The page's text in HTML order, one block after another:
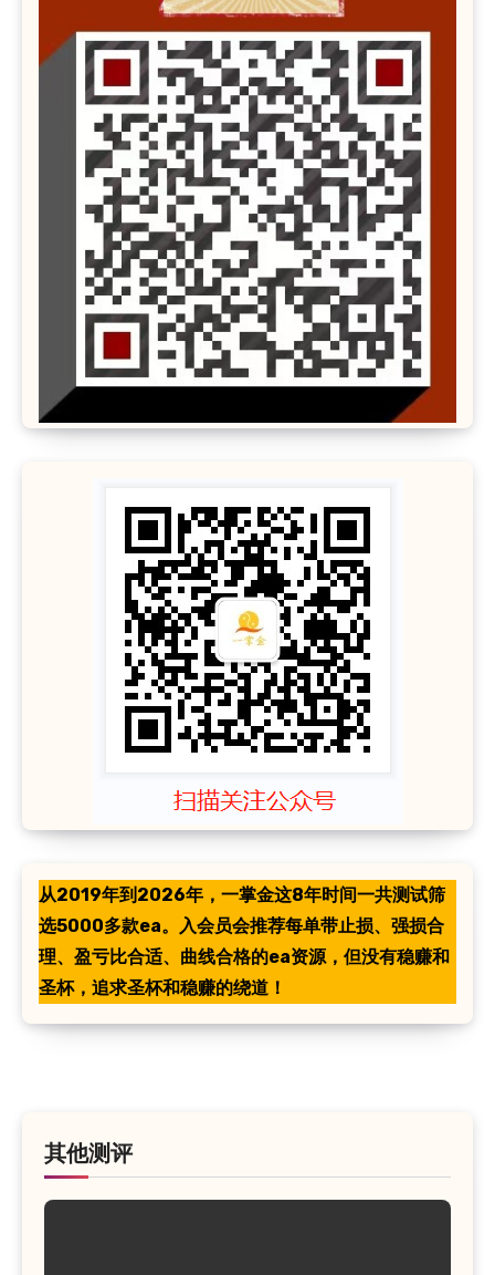
从2019年到2026年，一掌金这8年时间一共测试筛
选5000多款ea。入会员会推荐每单带止损、强损合
理、盈亏比合适、曲线合格的ea资源，但没有稳赚和
圣杯，追求圣杯和稳赚的绕道！
其他测评